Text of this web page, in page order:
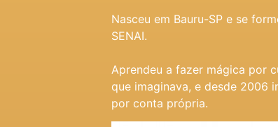
Nasceu em Bauru-SP e se
SENAI.
Aprendeu a fazer mágica por
que imaginava, e desde 2006
por conta própria.